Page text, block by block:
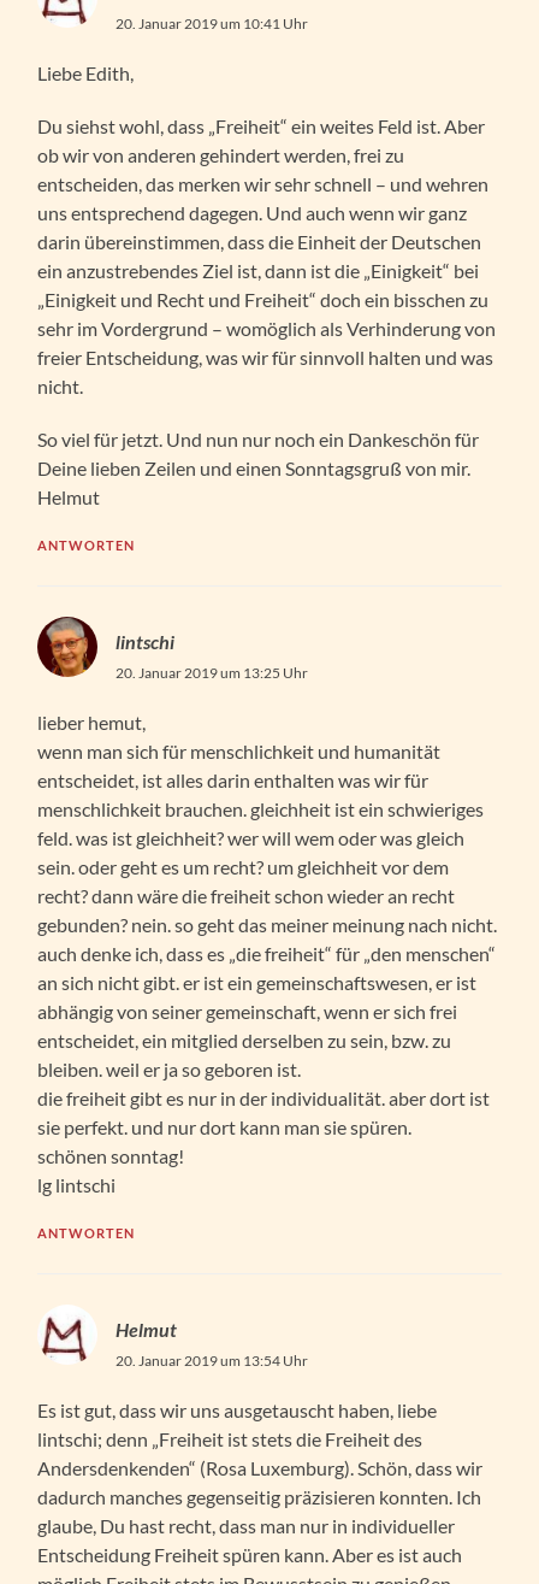
20. Januar 2019 um 10:41 Uhr
Liebe Edith,
Du siehst wohl, dass „Freiheit“ ein weites Feld ist. Aber
ob wir von anderen gehindert werden, frei zu
entscheiden, das merken wir sehr schnell – und wehren
uns entsprechend dagegen. Und auch wenn wir ganz
darin übereinstimmen, dass die Einheit der Deutschen
ein anzustrebendes Ziel ist, dann ist die „Einigkeit“ bei
„Einigkeit und Recht und Freiheit“ doch ein bisschen zu
sehr im Vordergrund – womöglich als Verhinderung von
freier Entscheidung, was wir für sinnvoll halten und was
nicht.
So viel für jetzt. Und nun nur noch ein Dankeschön für
Deine lieben Zeilen und einen Sonntagsgruß von mir.
Helmut
ANTWORTEN
lintschi
20. Januar 2019 um 13:25 Uhr
lieber hemut,
wenn man sich für menschlichkeit und humanität
entscheidet, ist alles darin enthalten was wir für
menschlichkeit brauchen. gleichheit ist ein schwieriges
feld. was ist gleichheit? wer will wem oder was gleich
sein. oder geht es um recht? um gleichheit vor dem
recht? dann wäre die freiheit schon wieder an recht
gebunden? nein. so geht das meiner meinung nach nicht.
auch denke ich, dass es „die freiheit“ für „den menschen“
an sich nicht gibt. er ist ein gemeinschaftswesen, er ist
abhängig von seiner gemeinschaft, wenn er sich frei
entscheidet, ein mitglied derselben zu sein, bzw. zu
bleiben. weil er ja so geboren ist.
die freiheit gibt es nur in der individualität. aber dort ist
sie perfekt. und nur dort kann man sie spüren.
schönen sonntag!
lg lintschi
ANTWORTEN
Helmut
20. Januar 2019 um 13:54 Uhr
Es ist gut, dass wir uns ausgetauscht haben, liebe
lintschi; denn „Freiheit ist stets die Freiheit des
Andersdenkenden“ (Rosa Luxemburg). Schön, dass wir
dadurch manches gegenseitig präzisieren konnten. Ich
glaube, Du hast recht, dass man nur in individueller
Entscheidung Freiheit spüren kann. Aber es ist auch